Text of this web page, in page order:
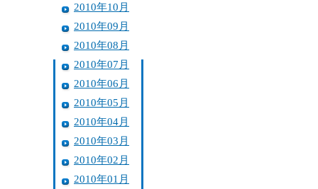
2010年10月
2010年09月
2010年08月
2010年07月
2010年06月
2010年05月
2010年04月
2010年03月
2010年02月
2010年01月